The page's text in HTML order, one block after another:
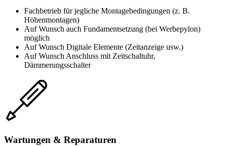
Fachbetrieb für jegliche Montagebedingungen (z. B.
Höhenmontagen)
Auf Wunsch auch Fundamentsetzung (bei Werbepylon)
möglich
Auf Wunsch Digitale Elemente (Zeitanzeige usw.)
Auf Wunsch Anschluss mit Zeitschaltuhr,
Dämmerungsschalter
Wartungen & Reparaturen